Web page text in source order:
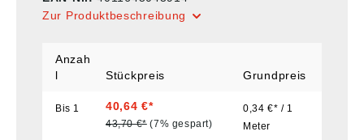
Zur Produktbeschreibung
Anzah
l
Stückpreis Grundpreis
Bis 1 40,64 €*
43,70 €* (7% gespart)
0,34 €* / 1
Meter